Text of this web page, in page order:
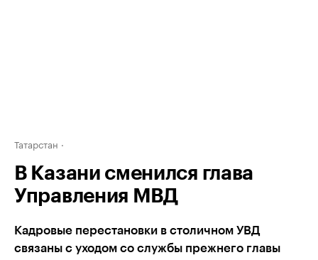
Татарстан
В Казани сменился глава
Управления МВД
Кадровые перестановки в столичном УВД
связаны с уходом со службы прежнего главы